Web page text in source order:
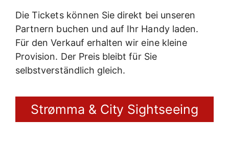
Die Tickets können Sie direkt bei unseren
Partnern buchen und auf Ihr Handy laden.
Für den Verkauf erhalten wir eine kleine
Provision. Der Preis bleibt für Sie
selbstverständlich gleich.
Strømma & City Sightseeing